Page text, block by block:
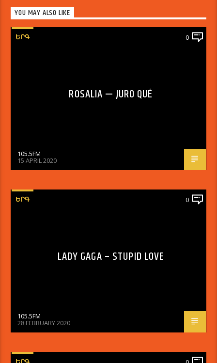
YOU MAY ALSO LIKE
ԵՐԳ 0
ROSALIA — JURO QUÉ
105.5FM
15 APRIL 2020
ԵՐԳ 0
LADY GAGA – STUPID LOVE
105.5FM
28 FEBRUARY 2020